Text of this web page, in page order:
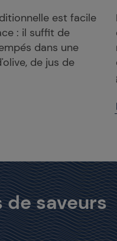
est facile
: il suffit de
dans une
de jus de
de saveurs